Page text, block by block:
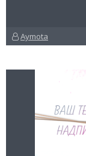
u Aymota